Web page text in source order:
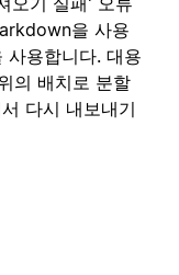
을 사용
용합니다. 대용
의 배치로 분할
다시 내보내기